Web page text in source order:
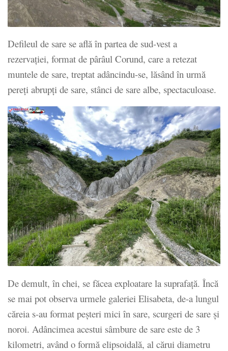
Defileul de sare se află în partea de sud-vest a
rezervației, format de pârâul Corund, care a retezat
muntele de sare, treptat adâncindu-se, lăsând în urmă
pereți abrupți de sare, stânci de sare albe, spectaculoase.
De demult, în chei, se făcea exploatare la suprafață. Încă
se mai pot observa urmele galeriei Elisabeta, de-a lungul
căreia s-au format peșteri mici în sare, scurgeri de sare și
noroi. Adâncimea acestui sâmbure de sare este de 3
kilometri, având o formă elipsoidală, al cărui diametru